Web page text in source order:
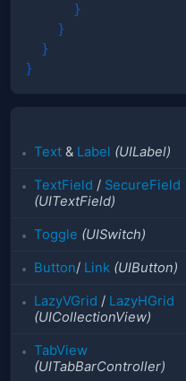
}
}
}
}
Text & Label (UILabel)
TextField / SecureField
(UITextField)
Toggle (UISwitch)
Button/ Link (UIButton)
LazyVGrid / LazyHGrid
(UICollectionView)
TabView
(UITabBarController)